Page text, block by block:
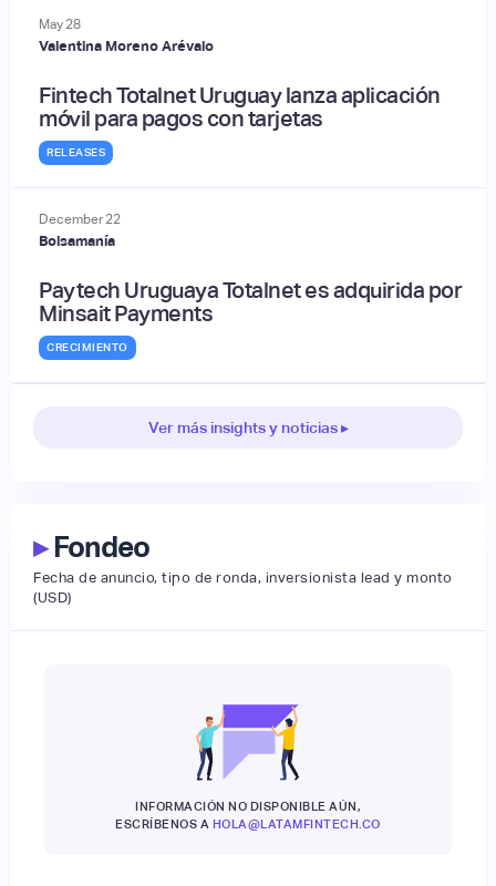
May28
Valentina Moreno Arévalo
Fintech Totalnet Uruguay lanza aplicación
móvil para pagos con tarjetas
RELEASES
December22
Bolsamanía
Paytech Uruguaya Totalnet es adquirida por
Minsait Payments
CRECIMIENTO
Ver más insights y noticias ▸
▸Fondeo
Fecha de anuncio, tipo de ronda, inversionista lead y monto
(USD)
INFORMACIÓN NO DISPONIBLE AÚN,
ESCRÍBENOS A HOLA@LATAMFINTECH.CO